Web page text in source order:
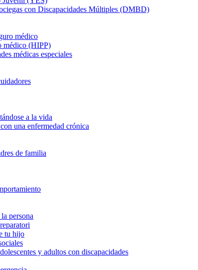
con Discapacidades Múltiples (DMBD)
médico
médico (HIPP)
médicas especiales
a la vida
una enfermedad crónica
de familia
persona
tu hijo
y adultos con discapacidades